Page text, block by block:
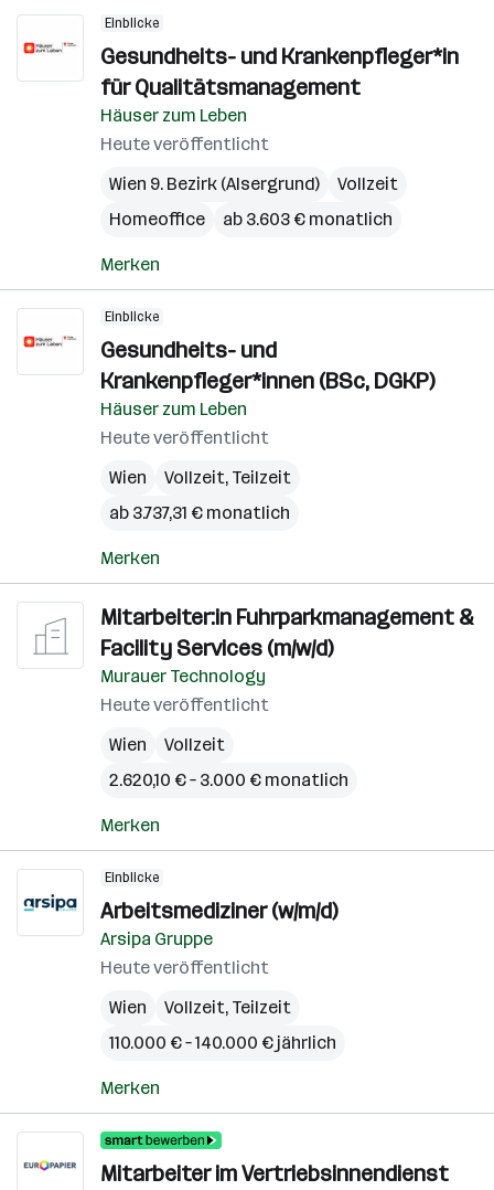
Einblicke
Gesundheits- und Krankenpfleger*in
für Qualitätsmanagement
Häuser zum Leben
Heute veröffentlicht
Wien 9. Bezirk (Alsergrund)
Vollzeit
Homeoffice
ab 3.603 € monatlich
Merken
Einblicke
Gesundheits- und
Krankenpfleger*innen (BSc, DGKP)
Häuser zum Leben
Heute veröffentlicht
Wien
Vollzeit, Teilzeit
ab 3.737,31 € monatlich
Merken
Mitarbeiter:in Fuhrparkmanagement &
Facility Services (m/w/d)
Murauer Technology
Heute veröffentlicht
Wien
Vollzeit
2.620,10 € – 3.000 € monatlich
Merken
Einblicke
Arbeitsmediziner (w/m/d)
Arsipa Gruppe
Heute veröffentlicht
Wien
Vollzeit, Teilzeit
110.000 € – 140.000 € jährlich
Merken
Mitarbeiter im Vertriebsinnendienst